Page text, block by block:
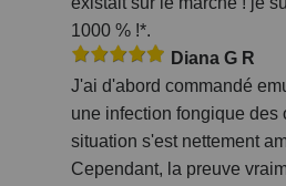
1000 % !*.
Diana G R
J'ai d'abord commandé
une infection fongique des
situation s'est nettement
Cependant, la preuve